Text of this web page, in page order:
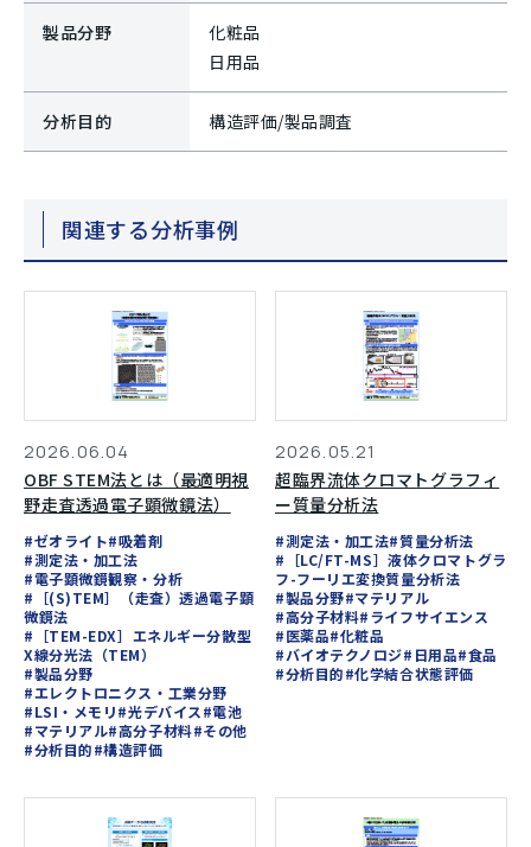
製品分野
化粧品
日用品
分析目的 構造評価/製品調査
関連する分析事例
2026.06.04
OBF STEM法とは（最適明視
野走査透過電子顕微鏡法）
#ゼオライト#吸着剤
#測定法・加工法
#電子顕微鏡観察・分析
#［(S)TEM］（走査）透過電子顕
微鏡法
#［TEM-EDX］エネルギー分散型
X線分光法（TEM）
#製品分野
#エレクトロニクス・工業分野
#LSI・メモリ#光デバイス#電池
#マテリアル#高分子材料#その他
#分析目的#構造評価
2026.05.21
超臨界流体クロマトグラフィ
ー質量分析法
#測定法・加工法#質量分析法
#［LC/FT-MS］液体クロマトグラ
フ-フーリエ変換質量分析法
#製品分野#マテリアル
#高分子材料#ライフサイエンス
#医薬品#化粧品
#バイオテクノロジ#日用品#食品
#分析目的#化学結合状態評価